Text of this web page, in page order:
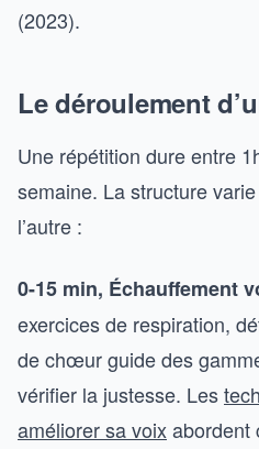
(2023).
Le déroulement
Une répétition dure entre
semaine. La structure
l’autre :
0-15 min, Échauffement
exercices de respiration,
de chœur guide des
vérifier la justesse. Les
améliorer sa voixabordent